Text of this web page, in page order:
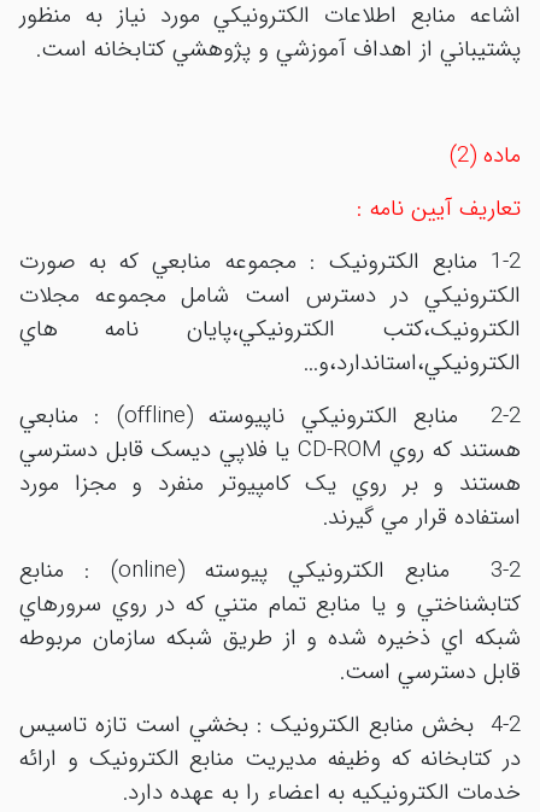
اشاعه منابع اطلاعات الکترونيکي مورد نياز به منظور
پشتيباني از اهداف آموزشي و پژوهشي کتابخانه است.
ماده (2)
تعاريف آيين نامه :
1-2 منابع الکترونيک : مجموعه منابعي که به صورت
الکترونيکي در دسترس است شامل مجموعه مجلات
الکترونيک،کتب الکترونيکي،پايان نامه هاي
الکترونيکي،استاندارد،و...
2-2 منابع الکترونيکي ناپيوسته (offline) : منابعي
هستند که روي CD-ROM يا فلاپي ديسک قابل دسترسي
هستند و بر روي يک کامپيوتر منفرد و مجزا مورد
استفاده قرار مي گيرند.
3-2 منابع الکترونيکي پيوسته (online) : منابع
کتابشناختي و يا منابع تمام متني که در روي سرورهاي
شبکه اي ذخيره شده و از طريق شبکه سازمان مربوطه
قابل دسترسي است.
4-2 بخش منابع الکترونيک : بخشي است تازه تاسيس
در کتابخانه که وظيفه مديريت منابع الکترونيک و ارائه
خدمات الکترونيکيه به اعضاء را به عهده دارد.